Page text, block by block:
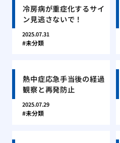
冷房病が重症化するサイ
ン見逃さないで！
2025.07.31
未分類
熱中症応急手当後の経過
観察と再発防止
2025.07.29
未分類